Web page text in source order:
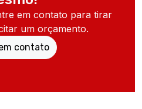
em contato para tirar
um orçamento.
contato